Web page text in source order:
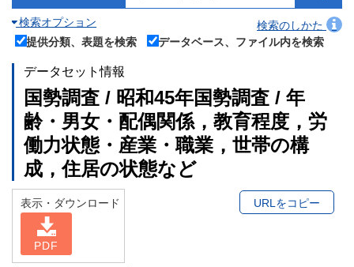
検索オプション
検索のしかた
提供分類、表題を検索
データベース、ファイル内を検索
データセット情報
国勢調査 / 昭和45年国勢調査 / 年
齢・男女・配偶関係，教育程度，労
働力状態・産業・職業，世帯の構
成，住居の状態など
表示・ダウンロード
PDF
URLをコピー